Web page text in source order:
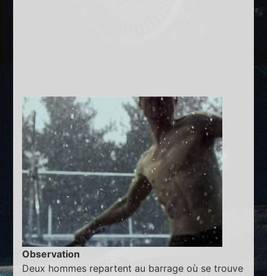
Observation
Deux hommes repartent au barrage où se trouve